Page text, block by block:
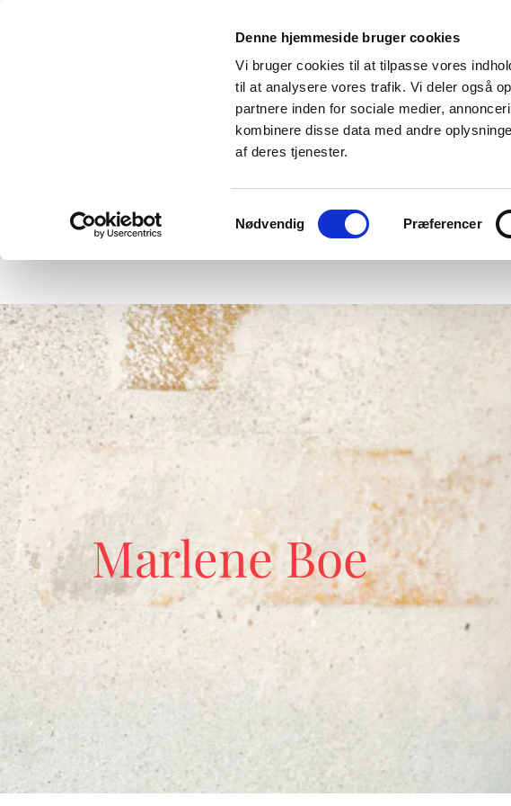
Denne hjemmeside bruger cookies
Vi bruger cookies til at tilpasse vores
til at analysere vores trafik. Vi deler også
partnere inden for sociale medier,
kombinere disse data med andre
af deres tjenester.
Nødvendig Præferencer
Forside
Marlene Boe